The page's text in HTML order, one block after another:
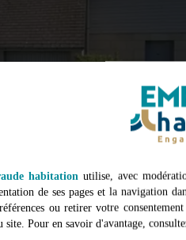
habitation utilise, avec
de ses pages et la navigation
ou retirer votre
site. Pour en savoir d'avantage,